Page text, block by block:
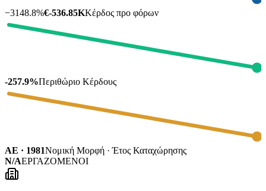
−3148.8%€-536.85KΚέρδος προ φόρων
-257.9%Περιθώριο Κέρδους
ΑΕ · 1981Νομική Μορφή · Έτος Καταχώρησης
N/AΕΡΓΑΖΟΜΕΝΟΙ